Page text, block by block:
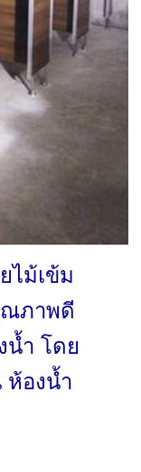
ไม้เข้ม
ณภาพดี
น้ำ โดย
ห้องน้ำ